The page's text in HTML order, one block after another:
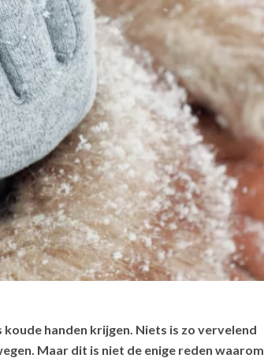
handen krijgen. Niets is zo vervelend
Maar dit is niet de enige reden waarom